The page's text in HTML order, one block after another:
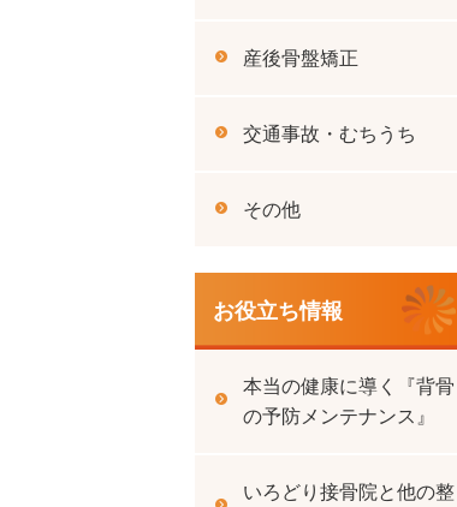
産後骨盤矯正
交通事故・むちうち
その他
お役立ち情報
本当の健康に導く『背骨
の予防メンテナンス』
いろどり接骨院と他の整